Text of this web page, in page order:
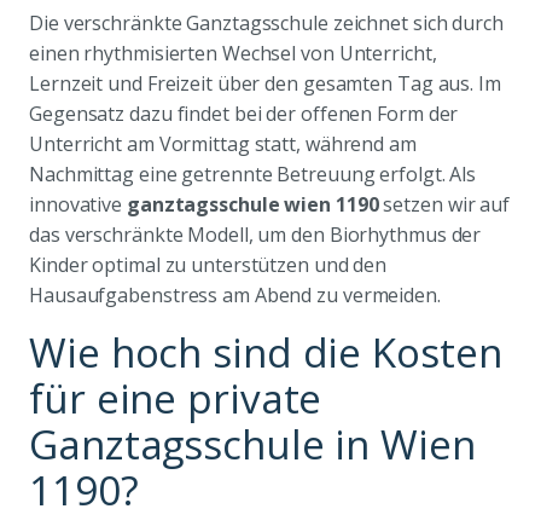
Die verschränkte Ganztagsschule zeichnet sich durch
einen rhythmisierten Wechsel von Unterricht,
Lernzeit und Freizeit über den gesamten Tag aus. Im
Gegensatz dazu findet bei der offenen Form der
Unterricht am Vormittag statt, während am
Nachmittag eine getrennte Betreuung erfolgt. Als
innovative ganztagsschule wien 1190setzen wir auf
das verschränkte Modell, um den Biorhythmus der
Kinder optimal zu unterstützen und den
Hausaufgabenstress am Abend zu vermeiden.
Wie hoch sind die Kosten
für eine private
Ganztagsschule in Wien
1190?